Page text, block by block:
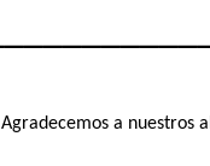
Agradecemos a nuestros